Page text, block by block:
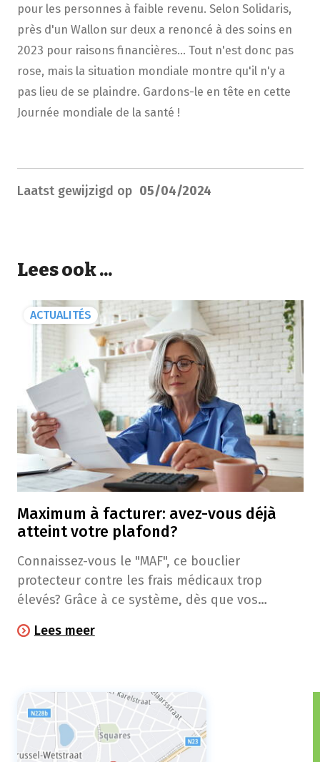
pour les personnes à faible revenu. Selon Solidaris,
près d'un Wallon sur deux a renoncé à des soins en
2023 pour raisons financières… Tout n'est donc pas
rose, mais la situation mondiale montre qu'il n'y a
pas lieu de se plaindre. Gardons-le en tête en cette
Journée mondiale de la santé !
Laatst gewijzigd op 05/04/2024
Lees ook ...
ACTUALITÉS
Maximum à facturer: avez-vous déjà
atteint votre plafond?
Connaissez-vous le "MAF", ce bouclier
protecteur contre les frais médicaux trop
élevés? Grâce à ce système, dès que vos
plafond, vous ne devez notamment plus rien
Lees meer